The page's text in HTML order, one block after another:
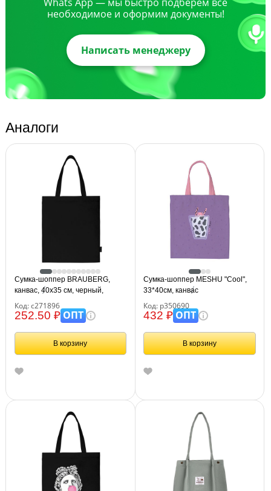
необходимое и оформим документы!
Написать менеджеру
Аналоги
Сумка-шоппер BRAUBERG,
канвас, 40х35 см, черный,
Код: с271896
252.50 ₽ОПТ
В корзину
Сумка-шоппер MESHU "Cool",
33*40см, канвас
Код: р350690
432 ₽ОПТ
В корзину